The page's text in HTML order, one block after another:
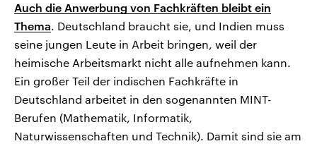
Auch die Anwerbung von Fachkräften bleibt ein
Thema. Deutschland braucht sie, und Indien muss
seine jungen Leute in Arbeit bringen, weil der
heimische Arbeitsmarkt nicht alle aufnehmen kann.
Ein großer Teil der indischen Fachkräfte in
Deutschland arbeitet in den sogenannten MINT-
Berufen (Mathematik, Informatik,
Naturwissenschaften und Technik). Damit sind sie am